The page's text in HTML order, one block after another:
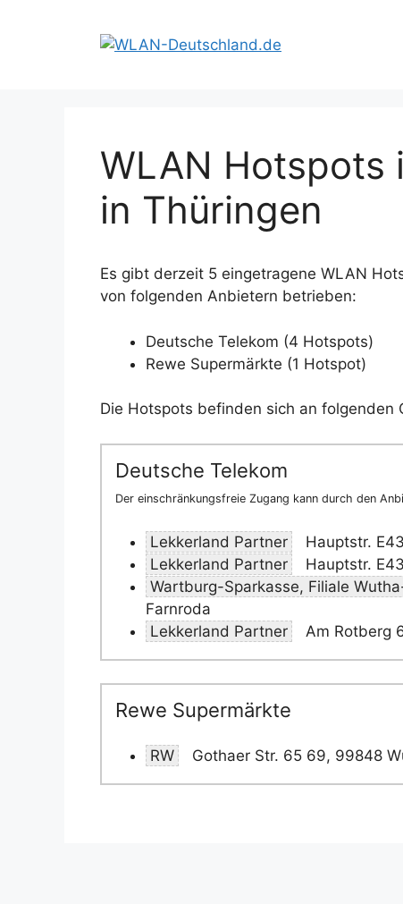
WLAN Hotspots
in Thüringen
Es gibt derzeit 5 eingetragene WLAN
von folgenden Anbietern betrieben:
Deutsche Telekom (4 Hotspots)
Rewe Supermärkte (1 Hotspot)
Die Hotspots befinden sich an folgenden
Deutsche Telekom
Der einschränkungsfreie Zugang kann durch den
Lekkerland Partner
Hauptstr.
Lekkerland Partner
Hauptstr.
Wartburg-Sparkasse, Filiale
Farnroda
Lekkerland Partner
Am Rotberg
Rewe Supermärkte
RW Gothaer Str. 65 69, 99848